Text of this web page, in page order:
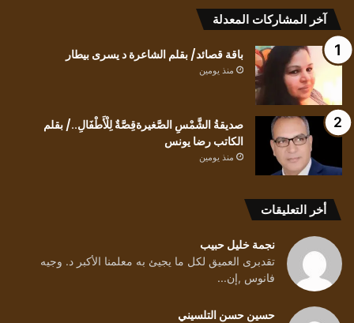
آخر المشاركات المعدلة
باقة قصائد/ بقلم الشاعرة د يسرى بيطار
منذ يومين
صديقةُ الشَّمْسِ الصَّغيرةقِصَّةٌ لِلْأَطْفَالِ../ بقلم
الكاتب رضا يونس
منذ يومين
أخر التعليقات
نجمة خليل حبيب
تقدبرى العميق لكل ما يجيئ به معلمنا الأكبر د. وجيه
فانوس ,إن...
حسين حسن التلسيني